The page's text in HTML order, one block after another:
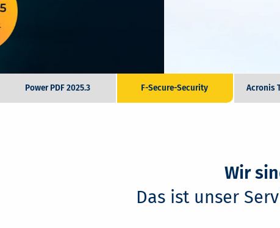
Power PDF 2025.3 F-Secure-Security Acronis
Wir
Das ist unser